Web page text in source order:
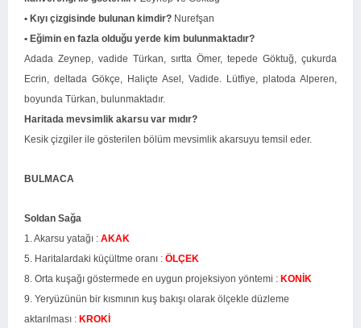
• Kıyı çizgisinde bulunan kimdir? Nurefşan
• Eğimin en fazla olduğu yerde kim bulunmaktadır?
Adada Zeynep, vadide Türkan, sırtta Ömer, tepede Göktuğ, çukurda
Ecrin, deltada Gökçe, Haliçte Asel, Vadide. Lütfiye, platoda Alperen,
boyunda Türkan, bulunmaktadır.
Haritada mevsimlik akarsu var mıdır?
Kesik çizgiler ile gösterilen bölüm mevsimlik akarsuyu temsil eder.
BULMACA
Soldan Sağa
1. Akarsu yatağı : AKAK
5. Haritalardaki küçültme oranı : ÖLÇEK
8. Orta kuşağı göstermede en uygun projeksiyon yöntemi : KONİK
9. Yeryüzünün bir kısmının kuş bakışı olarak ölçekle düzleme
aktarılması : KROKİ